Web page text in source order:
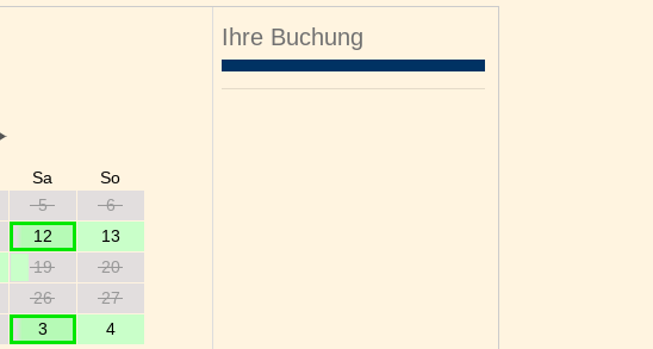
Sa
So
5
6
12
13
19
20
26
27
3 4
Ihre Buchung